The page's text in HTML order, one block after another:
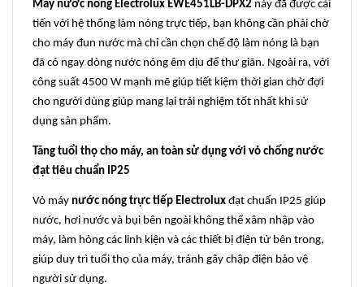
Máy nước nóng Electrolux EWE451LB-DPX2 này đã được cải
tiến với hệ thống làm nóng trực tiếp, bạn không cần phải chờ
cho máy đun nước mà chỉ cần chọn chế độ làm nóng là bạn
đã có ngay dòng nước nóng êm dịu để thư giãn. Ngoài ra, với
công suất 4500 W mạnh mẽ giúp tiết kiệm thời gian chờ đợi
cho người dùng giúp mang lại trải nghiệm tốt nhất khi sử
dụng sản phẩm.
Tăng tuổi thọ cho máy, an toàn sử dụng với vỏ chống nước
đạt tiêu chuẩn IP25
Vỏ máy nước nóng trực tiếp Electrolux đạt chuẩn IP25 giúp
nước, hơi nước và bụi bên ngoài không thể xâm nhập vào
máy, làm hỏng các linh kiện và các thiết bị điện tử bên trong,
giúp duy trì tuổi thọ của máy, tránh gây chập điện bảo vệ
người sử dụng.